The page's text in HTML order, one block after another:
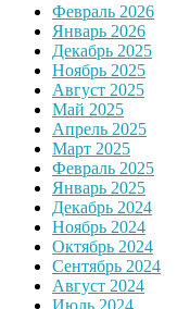
Февраль 2026
Январь 2026
Декабрь 2025
Ноябрь 2025
Август 2025
Май 2025
Апрель 2025
Март 2025
Февраль 2025
Январь 2025
Декабрь 2024
Ноябрь 2024
Октябрь 2024
Сентябрь 2024
Август 2024
Июль 2024